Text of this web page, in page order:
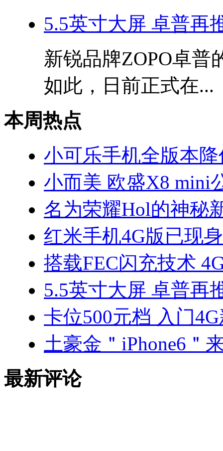
5.5英寸大屏 卓普再
新锐品牌ZOPO卓普
如此，日前正式在...
本周热点
小可乐手机全版本
小而美 欧盛X8 mini
名为荣耀Hol的神秘
红米手机4G版已现
搭载FEC闪充技术
5.5英寸大屏 卓普再
卡位500元档 入门
土豪金＂iPhone6＂
最新评论